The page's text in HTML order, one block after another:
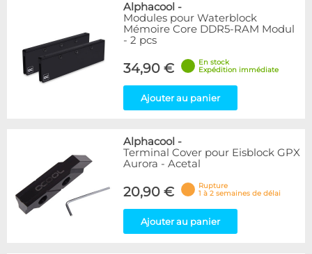
Alphacool -
Modules pour Waterblock
Mémoire Core DDR5-RAM Modul
- 2 pcs
34,90 €
En stock
Expédition immédiate
Ajouter au panier
Alphacool -
Terminal Cover pour Eisblock GPX
Aurora - Acetal
20,90 €
Rupture
1 à 2 semaines de délai
Ajouter au panier